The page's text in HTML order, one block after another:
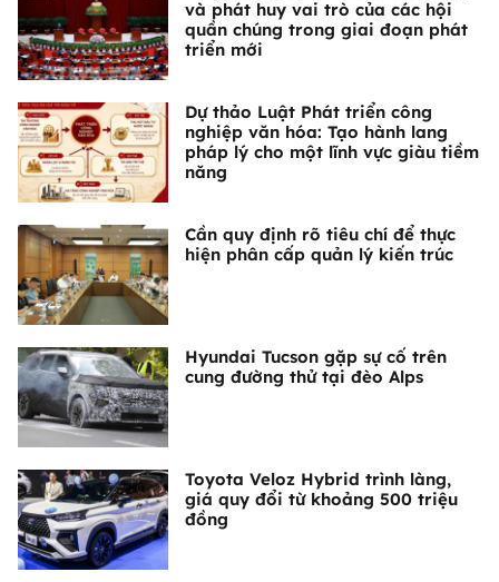
và phát huy vai trò của các hội
quần chúng trong giai đoạn phát
triển mới
Dự thảo Luật Phát triển công
nghiệp văn hóa: Tạo hành lang
pháp lý cho một lĩnh vực giàu tiềm
năng
Cần quy định rõ tiêu chí để thực
hiện phân cấp quản lý kiến trúc
Hyundai Tucson gặp sự cố trên
cung đường thử tại đèo Alps
Toyota Veloz Hybrid trình làng,
giá quy đổi từ khoảng 500 triệu
đồng